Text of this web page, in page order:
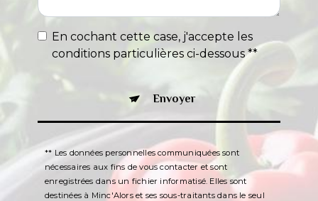
En cochant cette case, j'accepte les
conditions particulières ci-dessous **
Envoyer
** Les données personnelles communiquées sont
nécessaires aux fins de vous contacter et sont
enregistrées dans un fichier informatisé. Elles sont
destinées à Minc'Alors et ses sous-traitants dans le seul